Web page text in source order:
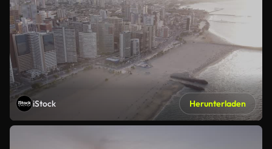
iStock Herunterladen